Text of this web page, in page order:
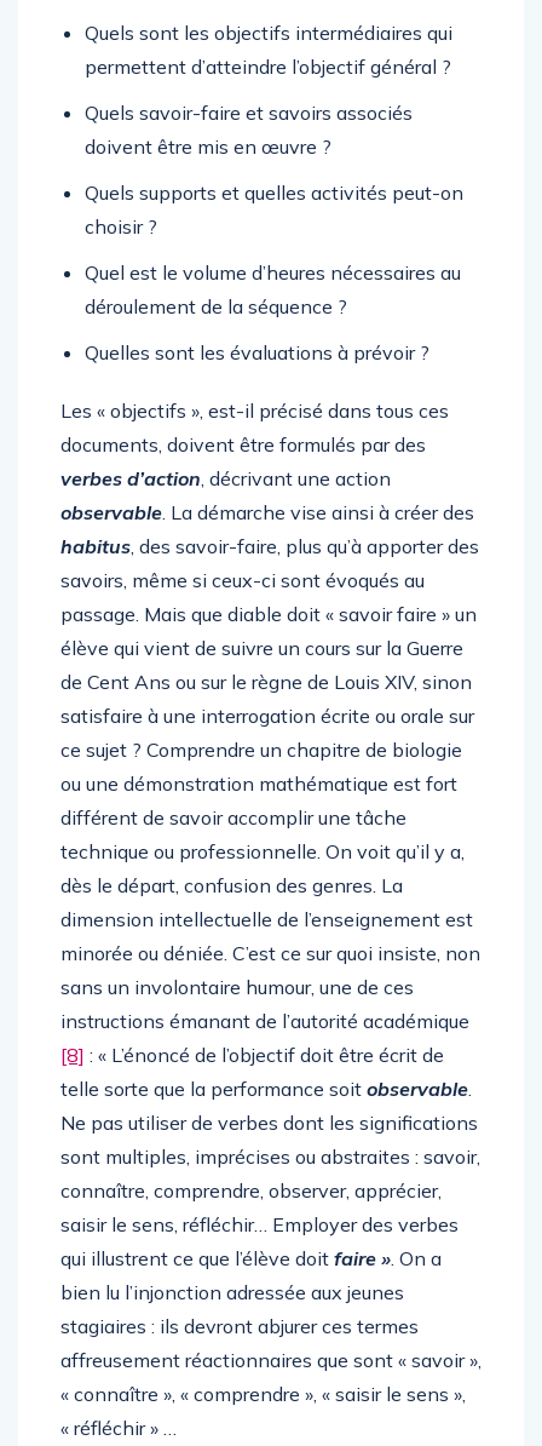
Quels sont les objectifs intermédiaires qui
permettent d’atteindre l’objectif général ?
Quels savoir-faire et savoirs associés
doivent être mis en œuvre ?
Quels supports et quelles activités peut-on
choisir ?
Quel est le volume d’heures nécessaires au
déroulement de la séquence ?
Quelles sont les évaluations à prévoir ?
Les « objectifs », est-il précisé dans tous ces
documents, doivent être formulés par des
verbes d’action , décrivant une action
observable . La démarche vise ainsi à créer des
habitus , des savoir-faire, plus qu’à apporter des
savoirs, même si ceux-ci sont évoqués au
passage. Mais que diable doit « savoir faire » un
élève qui vient de suivre un cours sur la Guerre
de Cent Ans ou sur le règne de Louis XIV, sinon
satisfaire à une interrogation écrite ou orale sur
ce sujet ? Comprendre un chapitre de biologie
ou une démonstration mathématique est fort
différent de savoir accomplir une tâche
technique ou professionnelle. On voit qu’il y a,
dès le départ, confusion des genres. La
dimension intellectuelle de l’enseignement est
minorée ou déniée. C’est ce sur quoi insiste, non
sans un involontaire humour, une de ces
instructions émanant de l’autorité académique
[8] : « L’énoncé de l’objectif doit être écrit de
telle sorte que la performance soit observable
Ne pas utiliser de verbes dont les significations
sont multiples, imprécises ou abstraites : savoir,
connaître, comprendre, observer, apprécier,
saisir le sens, réfléchir… Employer des verbes
qui illustrent ce que l’élève doit faire » . On a
bien lu l’injonction adressée aux jeunes
stagiaires : ils devront abjurer ces termes
affreusement réactionnaires que sont « savoir »,
« connaître », « comprendre », « saisir le sens »,
« réfléchir » …